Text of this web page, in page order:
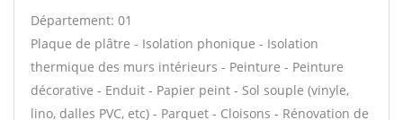
Département: 01
Plaque de plâtre - Isolation phonique - Isolation
thermique des murs intérieurs - Peinture - Peinture
décorative - Enduit - Papier peint - Sol souple (vinyle,
lino, dalles PVC, etc) - Parquet - Cloisons - Rénovation de